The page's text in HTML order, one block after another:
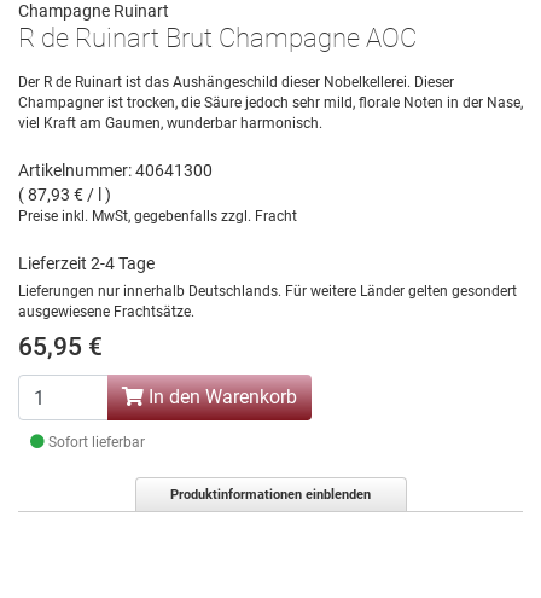
Champagne Ruinart
R de Ruinart Brut Champagne AOC
Der R de Ruinart ist das Aushängeschild dieser Nobelkellerei. Dieser
Champagner ist trocken, die Säure jedoch sehr mild, florale Noten in der Nase,
viel Kraft am Gaumen, wunderbar harmonisch.
Artikelnummer: 40641300
( 87,93 € / l )
Preise inkl. MwSt, gegebenfalls zzgl. Fracht
Lieferzeit 2-4 Tage
Lieferungen nur innerhalb Deutschlands. Für weitere Länder gelten gesondert
ausgewiesene Frachtsätze.
65,95 €
In den Warenkorb
Sofort lieferbar
Produktinformationen einblenden